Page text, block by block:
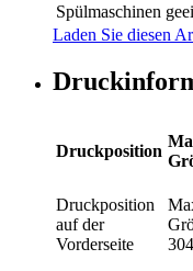
Spülmaschinen
Laden Sie diesen
Druckposition
Druckposition
auf der
Vorderseite